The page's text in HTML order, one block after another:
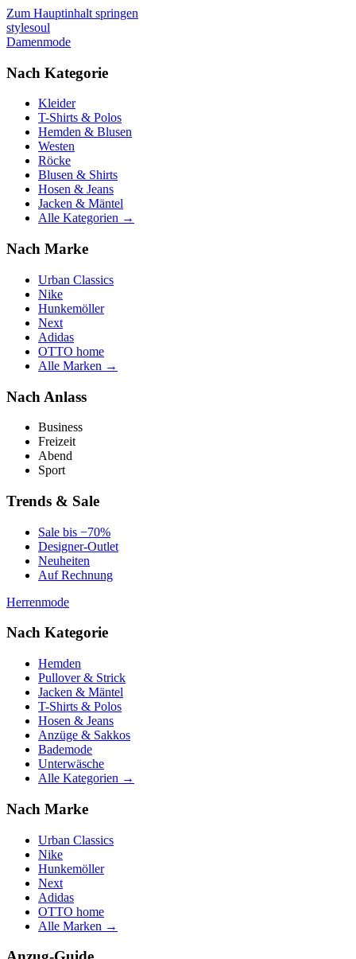
Zum Hauptinhalt springen
stylesoul
Damenmode
Nach Kategorie
Kleider
T-Shirts & Polos
Hemden & Blusen
Westen
Röcke
Blusen & Shirts
Hosen & Jeans
Jacken & Mäntel
Alle Kategorien →
Nach Marke
Urban Classics
Nike
Hunkemöller
Next
Adidas
OTTO home
Alle Marken →
Nach Anlass
Business
Freizeit
Abend
Sport
Trends & Sale
Sale bis −70%
Designer-Outlet
Neuheiten
Auf Rechnung
Herrenmode
Nach Kategorie
Hemden
Pullover & Strick
Jacken & Mäntel
T-Shirts & Polos
Hosen & Jeans
Anzüge & Sakkos
Bademode
Unterwäsche
Alle Kategorien →
Nach Marke
Urban Classics
Nike
Hunkemöller
Next
Adidas
OTTO home
Alle Marken →